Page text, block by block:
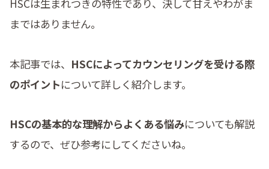
HSCは生まれつきの特性であり、決して甘えやわがま
まではありません。
本記事では、 HSCによってカウンセリングを受ける際
のポイントについて詳しく紹介します。
HSCの基本的な理解からよくある悩みについても解説
するので、ぜひ参考にしてくださいね。